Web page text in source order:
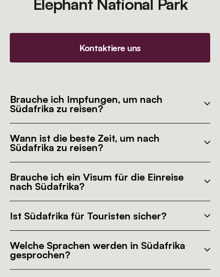
Kontaktiere uns
Brauche ich Impfungen, um nach
Südafrika zu reisen?
Wann ist die beste Zeit, um nach
Südafrika zu reisen?
Brauche ich ein Visum für die Einreise
nach Südafrika?
Ist Südafrika für Touristen sicher?
Welche Sprachen werden in Südafrika
gesprochen?